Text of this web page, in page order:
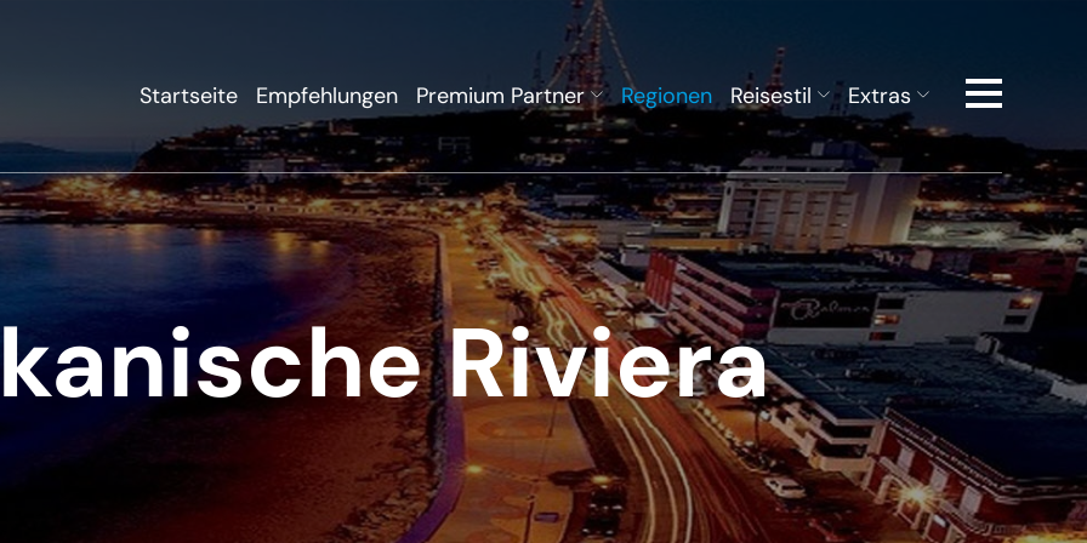
Startseite Empfehlungen Premium Partner Regionen Reisestil Extras
Riviera